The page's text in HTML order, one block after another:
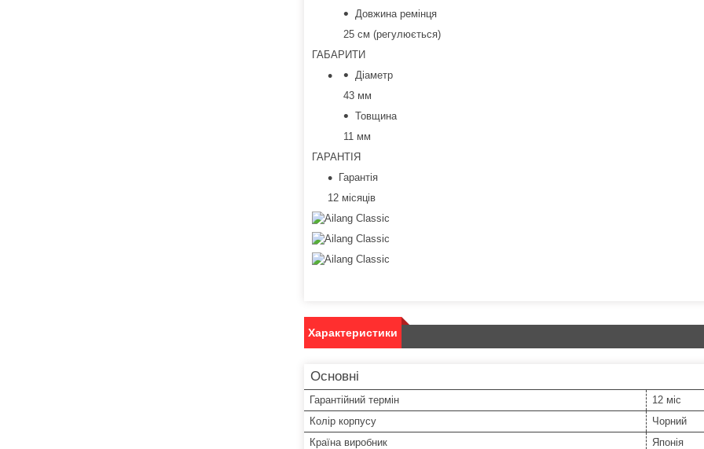
Довжина ремінця
25 см (регулюється)
ГАБАРИТИ
Діаметр
43 мм
Товщина
11 мм
ГАРАНТІЯ
Гарантія
12 місяців
Характеристики
Основні
Гарантійний термін
12 міс
Колір корпусу
Чорний
Країна виробник
Японія